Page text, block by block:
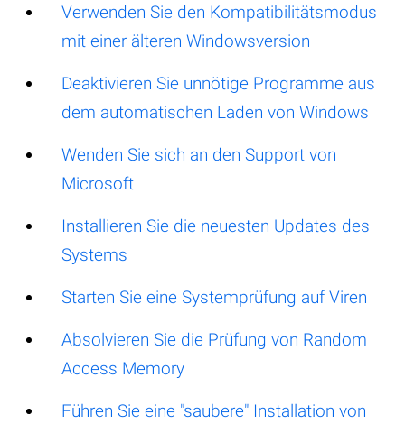
Verwenden Sie den Kompatibilitätsmodus
mit einer älteren Windowsversion
Deaktivieren Sie unnötige Programme aus
dem automatischen Laden von Windows
Wenden Sie sich an den Support von
Microsoft
Installieren Sie die neuesten Updates des
Systems
Starten Sie eine Systemprüfung auf Viren
Absolvieren Sie die Prüfung von Random
Access Memory
Führen Sie eine "saubere" Installation von